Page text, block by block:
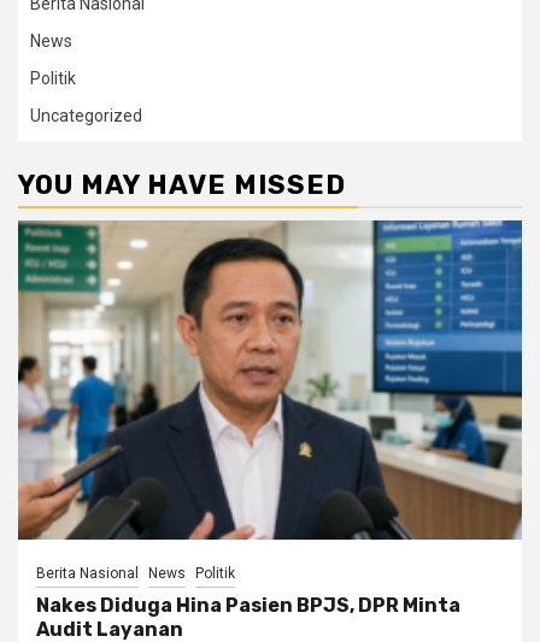
Berita Nasional
News
Politik
Uncategorized
YOU MAY HAVE MISSED
Berita Nasional News Politik
Nakes Diduga Hina Pasien BPJS, DPR Minta
Audit Layanan